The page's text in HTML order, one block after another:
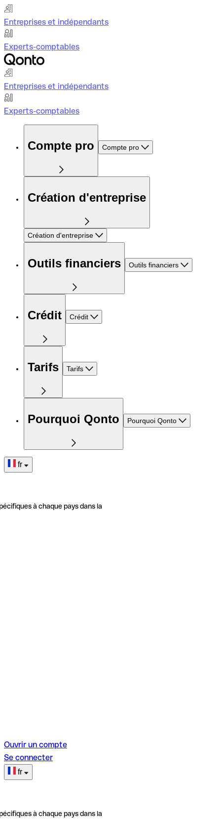
Entreprises et indépendants
Experts-comptables
Entreprises et indépendants
Experts-comptables
Compte pro Compte pro
Création d'entreprise
Création d'entreprise
Outils financiers Outils financiers
Crédit Crédit
Tarifs Tarifs
Pourquoi Qonto Pourquoi Qonto
fr
à chaque pays dans la
Ouvrir un compte
Se connecter
fr
à chaque pays dans la